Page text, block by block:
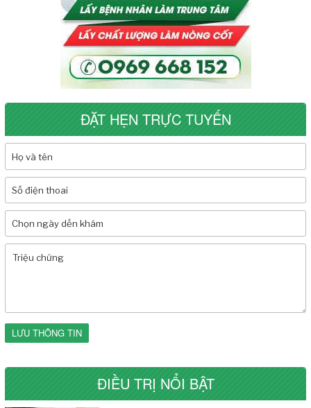
ĐẶT HẸN TRỰC TUYẾN
LƯU THÔNG TIN
ĐIỀU TRỊ NỔI BẬT